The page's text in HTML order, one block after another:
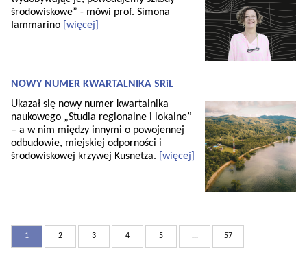
środowiskowe” - mówi prof. Simona
Iammarino [więcej]
NOWY NUMER KWARTALNIKA SRiL
Ukazał się nowy numer kwartalnika
naukowego „Studia regionalne i lokalne”
– a w nim między innymi o powojennej
odbudowie, miejskiej odporności i
środowiskowej krzywej Kusnetza.
[więcej]
1 2 3 4 5 ... 57